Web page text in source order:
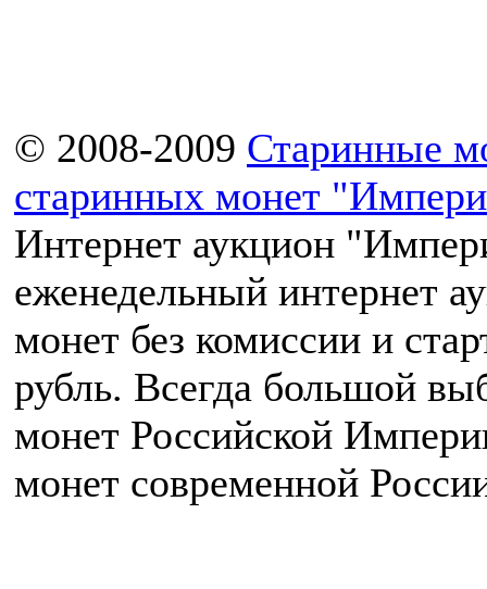
© 2008-2009 Старинные
старинных монет
Интернет аукцион
еженедельный интернет
монет без комиссии и
рубль. Всегда большой
монет Российской
монет современной